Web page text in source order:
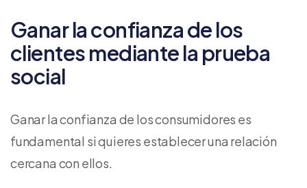
Ganar la confianza de los
clientes mediante la prueba
social
Ganar la confianza de los consumidores es
fundamental si quieres establecer una relación
cercana con ellos.